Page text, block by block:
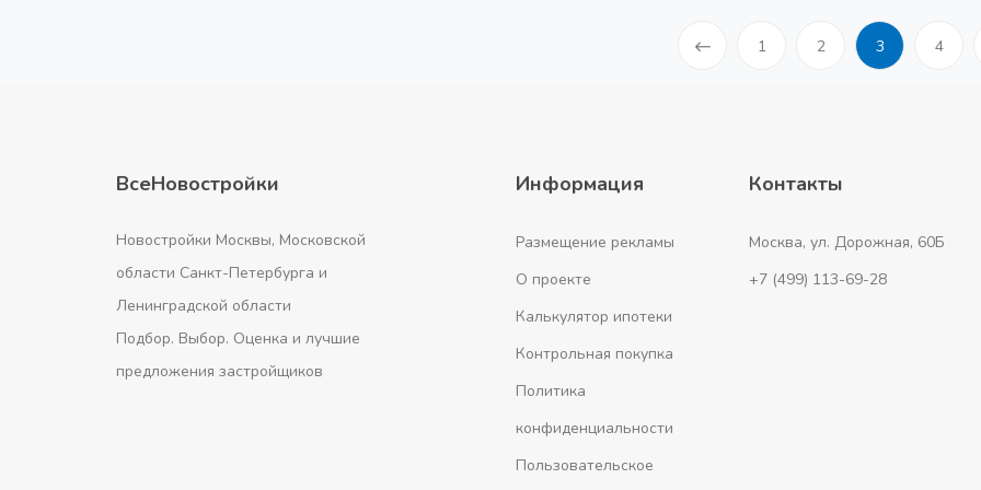
1 2 3 4
ВсеНовостройки
Новостройки Москвы, Московской
области Санкт-Петербурга и
Ленинградской области
Подбор. Выбор. Оценка и лучшие
предложения застройщиков
Информация
Размещение рекламы
О проекте
Калькулятор ипотеки
Контрольная покупка
Политика
конфиденциальности
Пользовательское
Контакты
Москва, ул. Дорожная, 60Б
+7 (499) 113-69-28